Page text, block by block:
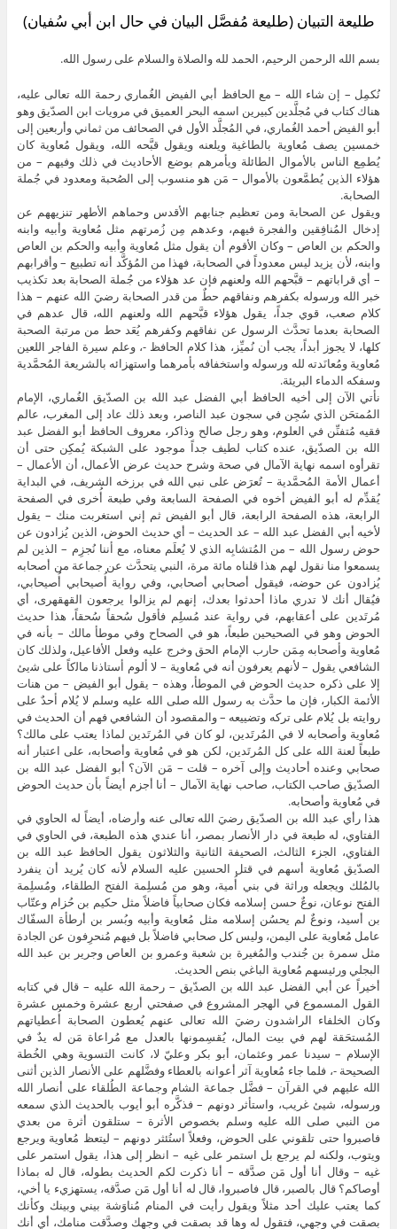
طليعة التبيان (طليعة مُفصَّل البيان في حال ابن أبي سُفيان)
بسم الله الرحمن الرحيم، الحمد لله والصلاة والسلام على رسول الله.
نُكمِل – إن شاء الله – مع الحافظ أبي الفيض الغُماري رحمة الله تعالى عليه،
هناك كتاب في مُجلَّدين كبيرين اسمه البحر العميق في مرويات ابن الصدّيق وهو
أبو الفيض أحمد الغُماري، في المُجلَّد الأول في الصحائف من ثماني وأربعين إلى
خمسين يصف مُعاوية بالطاغية ويلعنه ويقول قبَّحه الله، ويقول مُعاوية كان
يُطمِع الناس بالأموال الطائلة ويأمرهم بوضع الأحاديث في ذلك وفيهم – من
هؤلاء الذين يُطمَّعون بالأموال – مَن هو منسوب إلى الصُحبة ومعدود في جُملة
الصحابة.
ويقول عن الصحابة ومن تعظيم جنابهم الأقدس وحماهم الأطهر تنزيههم عن
إدخال المُنافِقين والفجرة فيهم، وعدهم مِن زُمرتهم مثل مُعاوية وأبيه وابنه
والحكم بن العاص – وكان الأقوم أن يقول مثل مُعاوية وأبيه والحكم بن العاص
وابنه، لأن يزيد ليس معدوداً في الصحابة، فهذا من المُؤكَّد أنه تطبيع – وأقرابهم
– أي قراباتهم – قبَّحهم الله ولعنهم فإن عد هؤلاء من جُملة الصحابة بعد تكذيب
خبر الله ورسوله بكفرهم ونفاقهم حطٌ من قدر الصحابة رضيَ الله عنهم – هذا
كلام صعب، قوي جداً، يقول هؤلاء قبَّحهم الله ولعنهم الله، قال عدهم في
الصحابة بعدما تحدَّث الرسول عن نفاقهم وكفرهم يُعَد حط من مرتبة الصحبة
كلها، لا يجوز أبداً، يجب أن نُميِّز، هذا كلام الحافظ -، وعلم سيرة الفاجر اللعين
مُعاوية ومُعانَدته لله ورسوله واستخفافه بأمرهما واستهزائه بالشريعة المُحمَّدية
وسفكه الدماء البريئة.
نأتي الآن إلى أخيه الحافظ أبي الفضل عبد الله بن الصدّيق الغُماري، الإمام
المُمتحَن الذي سُجِن في سجون عبد الناصر، وبعد ذلك عاد إلى المغرب، عالم
فقيه مُتفنِّن في العلوم، وهو رجل صالح وذاكر، معروف الحافظ أبو الفضل عبد
الله بن الصدّيق، عنده كتاب لطيف جداً موجود على الشبكة يُمكِن حتى أن
تقرأوه اسمه نهاية الآمال في صحة وشرح حديث عرض الأعمال، أن الأعمال –
أعمال الأمة المُحمَّدية – تُعرَض على نبي الله في برزخه الشريف، في البداية
يُقدِّم له أبو الفيض أخوه في الصفحة السابعة وفي طبعة أُخرى في الصفحة
الرابعة، هذه الصفحة الرابعة، قال أبو الفيض ثم إني استغربت منك – يقول
لأخيه أبي الفضل عبد الله – عد الحديث – أي حديث الحوض، الذين يُزادون عن
حوض رسول الله – من المُتشابِه الذي ﻻ‌ ﻳُﻌﻠَﻢ ﻣﻌﻨﺎﻩ، ﻣﻊ ﺃﻧﻨﺎ ﻧُﺠﺰِﻡ – الذين لم
يسمعوا منا نقول لهم هذا قلناه مائة مرة، النبي يتحدَّث عن جماعة من أصحابه
يُزادون عن حوضه، فيقول أصحابي أصحابي، وفي رواية أُصيحابي أُصيحابي،
فيُقال أنك لا تدري ماذا أحدثوا بعدك، إنهم لم يزالوا يرجعون القهقهرى، أي
مُرتَدين على أعقابهم، في رواية عند مُسلِم فأقول سُحقاً سُحقاً، هذا حديث
الحوض وهو في الصحيحين طبعاً، هو في الصحاح وفي موطأ مالك – ﺑﺄﻧﻪ ﻓﻲ
ﻣُﻌﺎﻭﻳﺔ ﻭﺃﺻﺤﺎﺑﻪ ﻣِﻤَﻦ ﺣﺎﺭﺏ ﺍﻹ‌ﻣﺎﻡ ﺍﻟﺤﻖ ﻭﺧﺮﺝ ﻋﻠﻴﻪ ﻭﻓﻌﻞ ﺍﻷ‌ﻓﺎﻋﻴﻞ، ﻭﻟﺬﻟﻚ ﻛﺎﻥ
ﺍﻟﺸﺎﻓﻌﻲ ﻳﻘﻮﻝ – لأنهم يعرفون أنه في مُعاوية – ﻻ‌ ﺃﻟﻮﻡ ﺃﺳﺘﺎﺫﻧﺎ ﻣﺎﻟكاً ﻋﻠﻰ ﺷيئ
ﺇﻻ‌ ﻋﻠﻰ ﺫﻛﺮﻩ ﺣﺪﻳﺚ ﺍﻟﺤﻮﺽ ﻓﻲ ﺍﻟﻤﻮطأ، ﻭﻫﺬﻩ – يقول أبو الفيض – ﻣﻦ ﻫﻨﺎﺕ
ﺍﻷ‌ﺋﻤﺔ ﺍﻟﻜﺒﺎﺭ، ﻓﺈﻥ ﻣﺎ ﺣﺪَّﺙ ﺑﻪ ﺭﺳﻮﻝ ﺍﻟﻠﻪ ﺻﻠﻰ ﺍﻟﻠﻪ ﻋﻠﻴﻪ ﻭﺳﻠﻢ ﻻ‌ ﻳُﻼ‌ﻡ ﺃﺣﺪٌ ﻋﻠﻰ
ﺭﻭﺍﻳﺘﻪ ﺑﻞ ﻳُﻼ‌ﻡ ﻋﻠﻰ ﺗﺮﻛﻪ ﻭﺗﻀﻴﻴﻌﻪ – ﻭﺍﻟﻤﻘﺼﻮﺩ أن ﺍﻟﺸﺎﻓﻌﻲ فهم أن ﺍﻟﺤﺪﻳﺚ ﻓﻲ
ﻣُﻌﺎﻭﻳﺔ ﻭﺃﺻﺤﺎﺑﻪ ﻻ‌ ﻓﻲ ﺍﻟﻤُﺮﺗَﺪﻳﻦ، لو كان في المُرتَدين لماذا يعتب على مالك؟
طبعاً لعنة الله على كل المُرتَدين، لكن هو في مُعاوية وأصحابه، على اعتبار أنه
صحابي وعنده أحاديث وإلى آخره – قلت – مَن الآن؟ أبو الفضل عبد الله بن
الصدّيق صاحب الكتاب، صاحب نهاية الآمال – أنا أجزم أيضاً بأن حديث الحوض
في مُعاوية وأصحابه.
هذا رأي عبد الله بن الصدّيق رضيَ الله تعالى عنه وأرضاه، أيضاً له الحاوي في
الفتاوي، له طبعة في دار الأنصار بمصر، أنا عندي هذه الطبعة، في الحاوي في
الفتاوي، الجزء الثالث، الصحيفة الثانية والثلاثون يقول الحافظ عبد الله بن
الصدّيق مُعاوية أسهم في قتل الحسين عليه السلام لأنه كان يُريد أن ينفرد
بالمُلك ويجعله وراثة في بني أُمية، وهو من مُسلِمة الفتح الطلقاء، ومُسلِمة
الفتح نوعان، نوعٌ حسن إسلامه فكان صحابياً فاضلاً مثل حكيم بن حُزام وعتّاب
بن أسيد، ونوعٌ لم يحسُن إسلامه مثل مُعاوية وأبيه وبُسر بن أرطأة السفّاك
عامل مُعاوية على اليمن، وليس كل صحابي فاضلاً بل فيهم مُنحرِفون عن الجادة
مثل سمرة بن جُندب والمُغيرة بن شعبة وعمرو بن العاص وجرير بن عبد الله
البجلي ورئيسهم مُعاوية الباغي بنص الحديث.
أخيراً عن أبي الفضل عبد الله بن الصدّيق – رحمة الله عليه – قال في كتابه
القول المسموع في الهجر المشروع في صفحتي أربع عشرة وخمس عشرة
وكان الخلفاء الراشدون رضيَ الله تعالى عنهم يُعطون الصحابة أُعطياتهم
المُستحَقة لهم في بيت المال، يُقسِمونها بالعدل مع مُراعاة مَن له يدٌ في
الإسلام – سيدنا عمر وعثمان، أبو بكر وعليّ لا، كانت التسوية وهي الخُطة
الصحيحة -، فلما جاء مُعاوية آثر أعوانه بالعطاء وفضَّلهم على الأنصار الذين أثنى
الله عليهم في القرآن – فضَّل جماعة الشام وجماعة الطُلقاء على أنصار الله
ورسوله، شيئ غريب، واستأثر دونهم – فذكَّره أبو أيوب بالحديث الذي سمعه
من النبي صلى الله عليه وسلم بخصوص الأثرة – ستلقون أثرة من بعدي
فاصبروا حتى تلقوني على الحوض، وفعلاً استُئثر دونهم – ليتعظ مُعاوية ويرجع
ويتوب، ولكنه لم يرجع بل استمر على غيه – انظر إلى هذا، يقول استمر على
غيه – وقال أنا أول مَن صدَّقه – أنا ذكرت لكم الحديث بطوله، قال له بماذا
أوصاكم؟ قال بالصبر، قال فاصبروا، قال له أنا أول مَن صدَّقه، يستهزيء يا أخي،
كما يعتب عليك أحد مثلاً ويقول رأيت في المنام مُناوَشة بيني وبينك وكأنك
بصقت في وجهي، فتقول له وها قد بصقت في وجهك وصدَّقت منامك، أي أنك